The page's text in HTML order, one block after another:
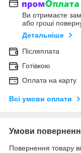
Ви отримаєте
або гроші
Детальніше
Післяплата
Готівкою
Оплата на карту
Всі умови оплати
Умови
Повернення товару